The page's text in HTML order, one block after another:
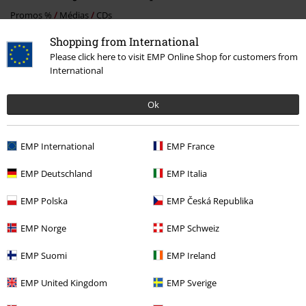
Shopping from International
Please click here to visit EMP Online Shop for customers from
International
Ok
EMP International EMP France
EMP Deutschland EMP Italia
EMP Polska EMP Česká Republika
EMP Norge EMP Schweiz
EMP Suomi EMP Ireland
EMP United Kingdom EMP Sverige
Promos % Médias CDs
Musique Top Bands Alice Cooper
Musique Les Styles Hardrock
Musique Les Styles Rock
Musique Médias CDs
de réduction
E-Mail Newsletter
abonnant maintenant !
Plus d'informations